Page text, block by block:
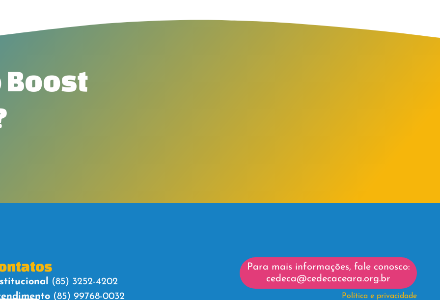
Boost
(85) 3252-4202
(85) 99768-0032
Para mais informações, fale conosco:
cedeca@cedecaceara.org.br
Política e privacidade